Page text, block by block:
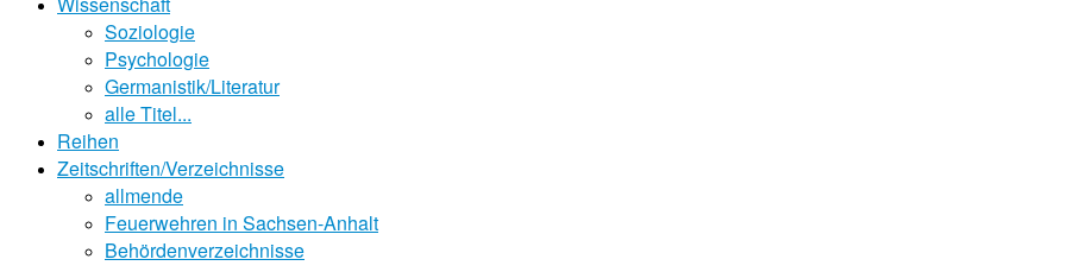
Soziologie
Psychologie
Germanistik/Literatur
alle Titel...
Reihen
Zeitschriften/Verzeichnisse
allmende
Feuerwehren in Sachsen-Anhalt
Behördenverzeichnisse